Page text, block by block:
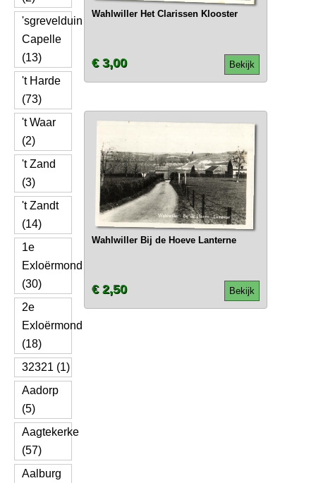
'sgrevelduin
Capelle
(13)
't Harde
(73)
't Waar
(2)
't Zand
(3)
't Zandt
(14)
1e
Exloërmond
(30)
2e
Exloërmond
(18)
32321 (1)
Aadorp
(5)
Aagtekerke
(57)
Aalburg
Wahlwiller Het Clarissen Klooster
Bekijk
€ 3,00
Wahlwiller Bij de Hoeve Lanterne
Bekijk
€ 2,50